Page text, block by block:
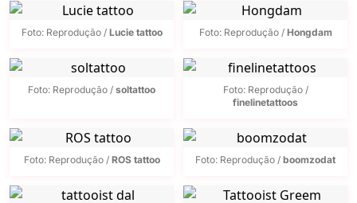
Foto: Reprodução / Lucie tattoo Foto: Reprodução / Hongdam
Foto: Reprodução / soltattoo
Foto: Reprodução /
finelinetattoos
Foto: Reprodução / ROS tattoo Foto: Reprodução / boomzodat